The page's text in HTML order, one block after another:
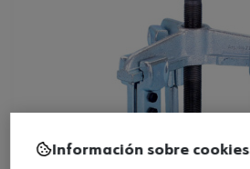
Información sobre cookies